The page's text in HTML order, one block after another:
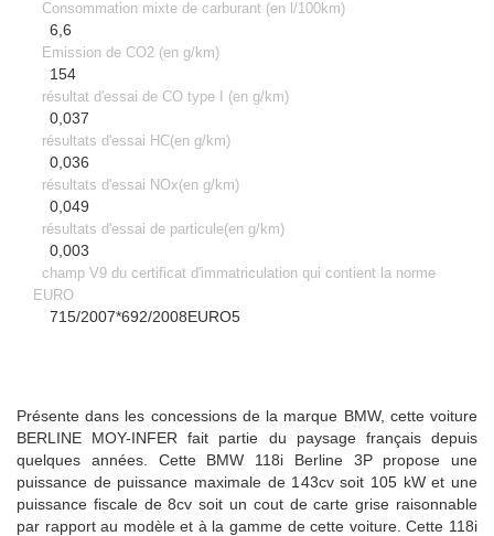
Consommation mixte de carburant (en l/100km)
6,6
Emission de CO2 (en g/km)
154
résultat d'essai de CO type I (en g/km)
0,037
résultats d'essai HC(en g/km)
0,036
résultats d'essai NOx(en g/km)
0,049
résultats d'essai de particule(en g/km)
0,003
champ V9 du certificat d'immatriculation qui contient la norme
EURO
715/2007*692/2008EURO5
Présente dans les concessions de la marque BMW, cette voiture
BERLINE MOY-INFER fait partie du paysage français depuis
quelques années. Cette BMW 118i Berline 3P propose une
puissance de puissance maximale de 143cv soit 105 kW et une
puissance fiscale de 8cv soit un cout de carte grise raisonnable
par rapport au modèle et à la gamme de cette voiture. Cette 118i